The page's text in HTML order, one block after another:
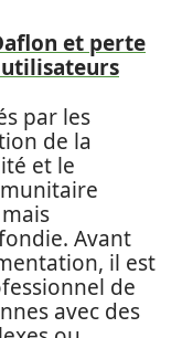
et perte
par les
de la
et le
Avant
il est
de
avec des